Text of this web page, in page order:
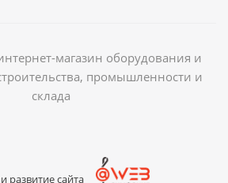
магазин оборудования и
промышленности и
склада
развитие сайта